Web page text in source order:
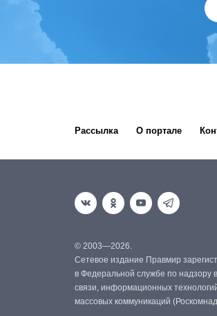
Рассылка О портале
© 2003—2026.
Сетевое издание Правмир
в Федеральной службе по надзору
связи, информационных
массовых коммуникаций